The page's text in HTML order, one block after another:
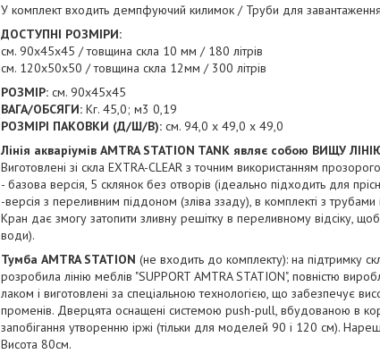
У комплект входить демпфуючий килимок / Труби для завантаження
ДОСТУПНІ РОЗМІРИ:
см. 90х45х45 / товщина скла 10 мм / 180 літрів
см. 120х50х50 / товщина скла 12мм / 300 літрів
РОЗМІР: см. 90x45x45
ВАГА/ОБСЯГИ: Кг. 45,0; м3 0,19
РОЗМІРІ ПАКОВКИ (Д/Ш/В): см. 94,0 х 49,0 х 49,0
Лінія акваріумів AMTRA STATION TANK являє собою ВИЩУ
Виготовлені зі скла EXTRA-CLEAR з точним використанням
- базова версія, 5 склянок без отворів (ідеально підходить для
-версія з переливним піддоном (зліва ззаду), в комплекті з
Кран дає змогу затопити зливну решітку в переливному відсіку,
води).
Тумба AMTRA STATION (не входить до комплекту): на підтримку
розробила лінію меблів "SUPPORT AMTRA STATION", повністю
лаком і виготовлені за спеціальною технологією, що забезпечує
променів. Дверцята оснащені системою push-pull, вбудованою в
запобігання утворенню іржі (тільки для моделей 90 і 120 см).
Висота 80см.